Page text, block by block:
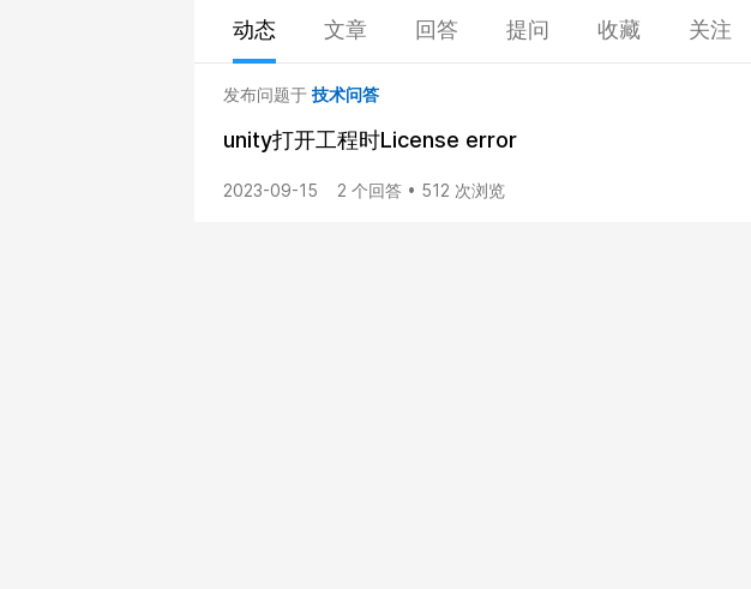
动态 文章 回答 提问 收藏 关注
发布问题于 技术问答
unity打开工程时License error
2023-09-15 2 个回答 • 512 次浏览